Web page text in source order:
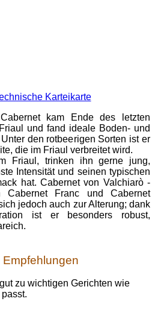
Karteikarte
kam Ende des letzten
und fand ideale Boden- und
den rotbeerigen Sorten ist er
die im Friaul verbreitet wird.
Friaul, trinken ihn gerne jung,
Intensität und seinen typischen
hat. Cabernet von Valchiarò -
Cabernet Franc und Cabernet
jedoch auch zur Alterung; dank
ist er besonders robust,
zu wichtigen Gerichten wie